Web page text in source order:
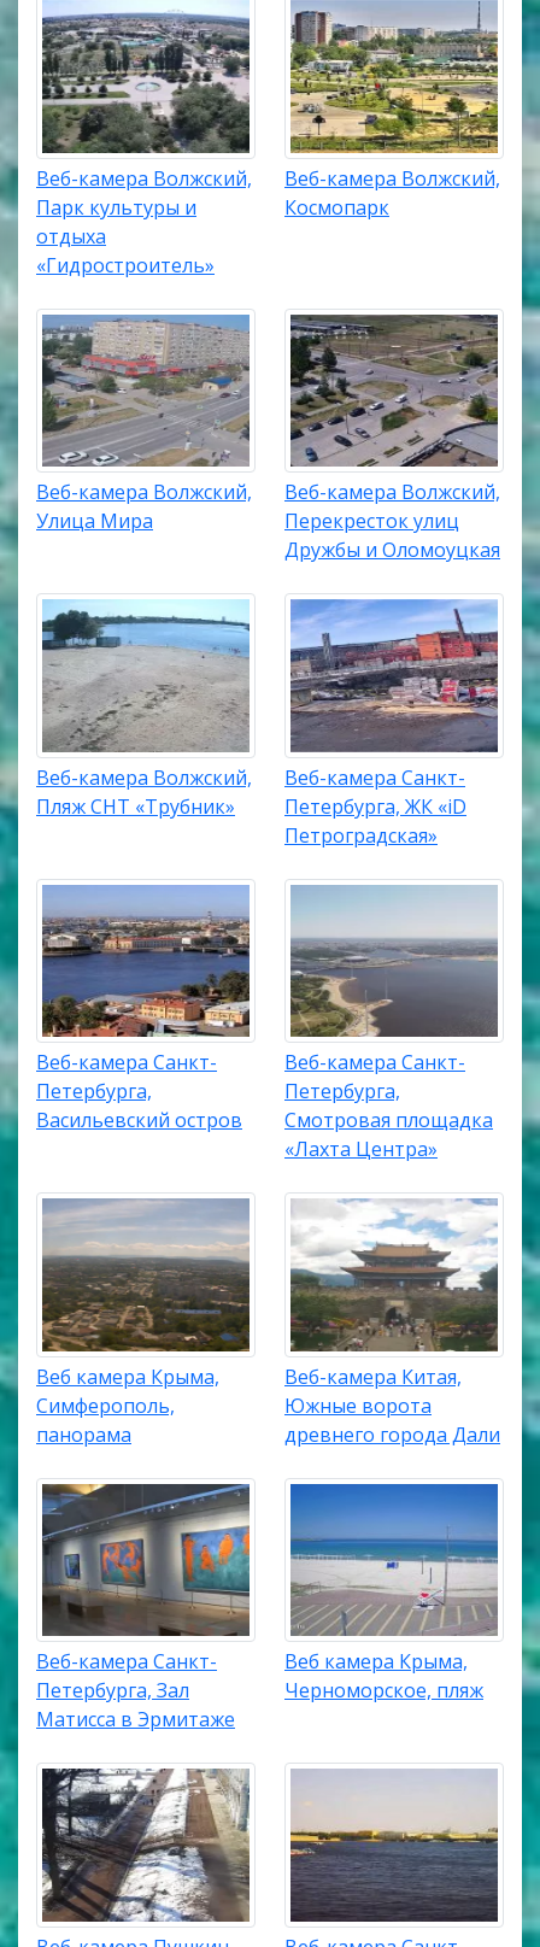
Веб-камера Волжский,
Парк культуры и
отдыха
«Гидростроитель»
Веб-камера Волжский,
Космопарк
Веб-камера Волжский,
Улица Мира
Веб-камера Волжский,
Перекресток улиц
Дружбы и Оломоуцкая
Веб-камера Волжский,
Пляж СНТ «Трубник»
Веб-камера Санкт-
Петербурга, ЖК «iD
Петроградская»
Веб-камера Санкт-
Петербурга,
Васильевский остров
Веб-камера Санкт-
Петербурга,
Смотровая площадка
«Лахта Центра»
Веб камера Крыма,
Симферополь,
панорама
Веб-камера Китая,
Южные ворота
древнего города Дали
Веб-камера Санкт-
Петербурга, Зал
Матисса в Эрмитаже
Веб камера Крыма,
Черноморское, пляж